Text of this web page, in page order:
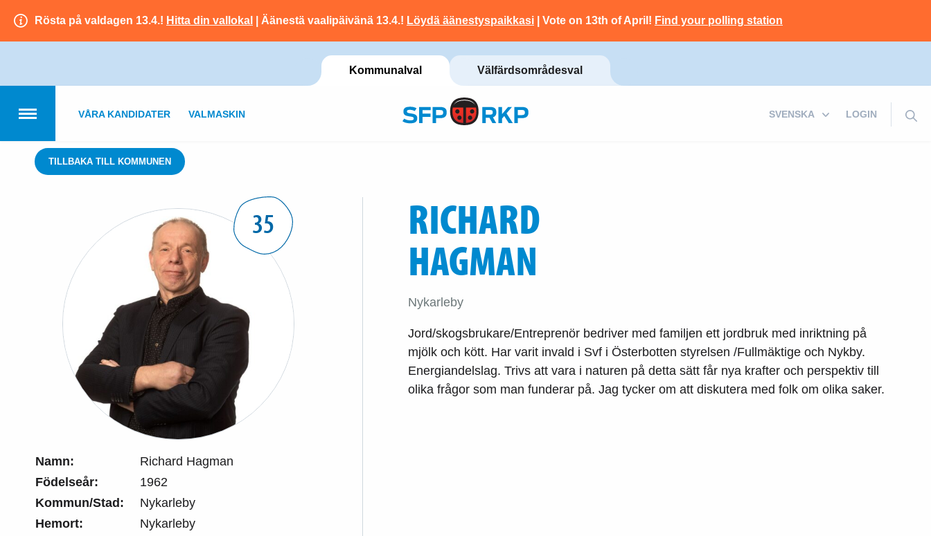
Rösta på valdagen 13.4.! Hitta din vallokal | Äänestä vaalipäivänä 13.4.! Löydä äänestyspaikkasi | Vote on 13th of April! Find your polling station
Kommunalval Välfärdsområdesval
LOGIN
VÅRA KANDIDATER VALMASKIN
TILLBAKA TILL KOMMUNEN
35
Namn:
Richard Hagman
Födelseår:
1962
Kommun/Stad:
Nykarleby
Hemort:
Nykarleby
RICHARD
HAGMAN
Nykarleby
Jord/skogsbrukare/Entreprenör bedriver med familjen ett jordbruk med inriktning på
mjölk och kött. Har varit invald i Svf i Österbotten styrelsen /Fullmäktige och Nykby.
Energiandelslag. Trivs att vara i naturen på detta sätt får nya krafter och perspektiv till
olika frågor som man funderar på. Jag tycker om att diskutera med folk om olika saker.